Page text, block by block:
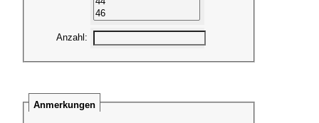
Anzahl :
Anmerkungen